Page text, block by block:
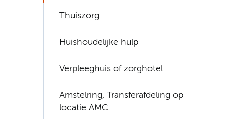
Thuiszorg
Huishoudelijke hulp
Verpleeghuis of zorghotel
Amstelring, Transferafdeling op
locatie AMC